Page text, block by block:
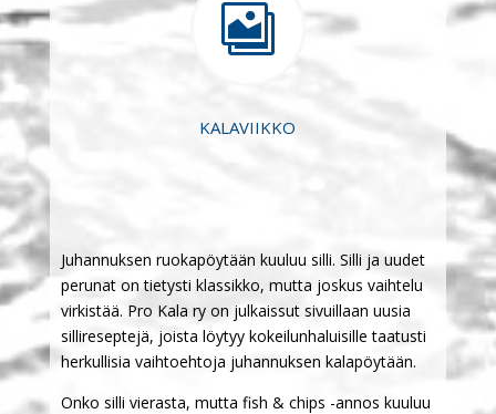

KALAVIIKKO
Juhannuksen ruokapöytään kuuluu silli. Silli ja uudet
perunat on tietysti klassikko, mutta joskus vaihtelu
virkistää. Pro Kala ry on julkaissut sivuillaan uusia
sillireseptejä, joista löytyy kokeilunhaluisille taatusti
herkullisia vaihtoehtoja juhannuksen kalapöytään.
Onko silli vierasta, mutta fish & chips -annos kuuluu